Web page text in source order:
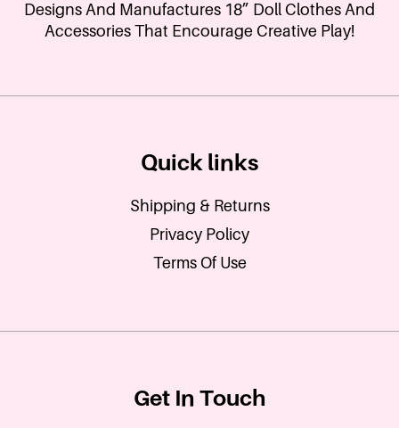
Designs And Manufactures 18” Doll Clothes And
Accessories That Encourage Creative Play!
Get In Touch
Quick links
Shipping & Returns
Privacy Policy
Terms Of Use